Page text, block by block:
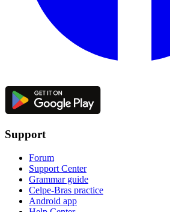
Support
Forum
Support Center
Grammar guide
Celpe-Bras practice
Android app